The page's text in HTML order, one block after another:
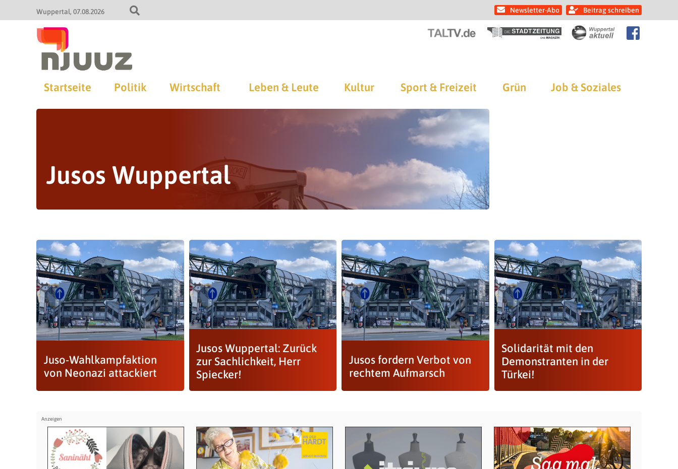
Wuppertal 07.08.2026 Newsletter-Abo Beitrag schreiben
Startseite Politik Wirtschaft Leben & Leute Kultur Sport & Freizeit Grün Job & Soziales
Jusos Wuppertal
Juso-Wahlkampfaktion
von Neonazi attackiert
Jusos Wuppertal: Zurück
zur Sachlichkeit, Herr
Spiecker!
Jusos fordern Verbot von
rechtem Aufmarsch
Solidarität mit den
Demonstranten in der
Türkei!